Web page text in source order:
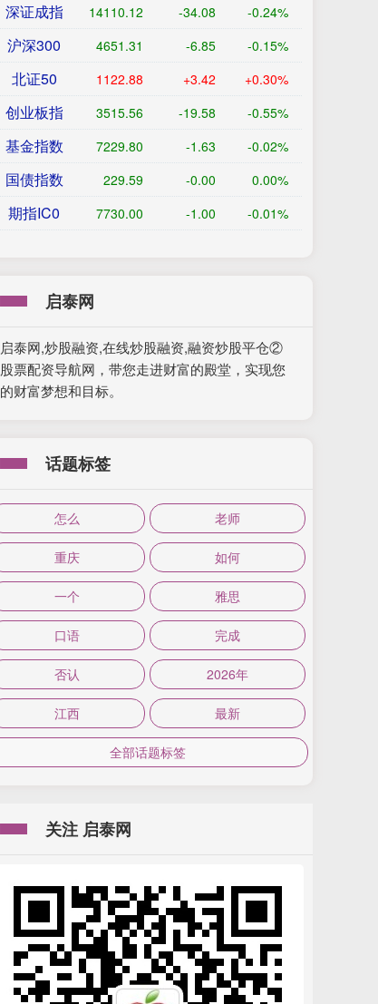
深证成指 14110.12 -34.08 -0.24%
沪深300 4651.31 -6.85 -0.15%
北证50 1122.88 +3.42 +0.30%
创业板指 3515.56 -19.58 -0.55%
基金指数 7229.80 -1.63 -0.02%
国债指数 229.59 -0.00 0.00%
期指IC0 7730.00 -1.00 -0.01%
启泰网
启泰网,炒股融资,在线炒股融资,融资炒股平仓②
股票配资导航网，带您走进财富的殿堂，实现您
的财富梦想和目标。
话题标签
怎么 老师
重庆 如何
一个 雅思
口语 完成
否认 2026年
江西 最新
全部话题标签
关注 启泰网